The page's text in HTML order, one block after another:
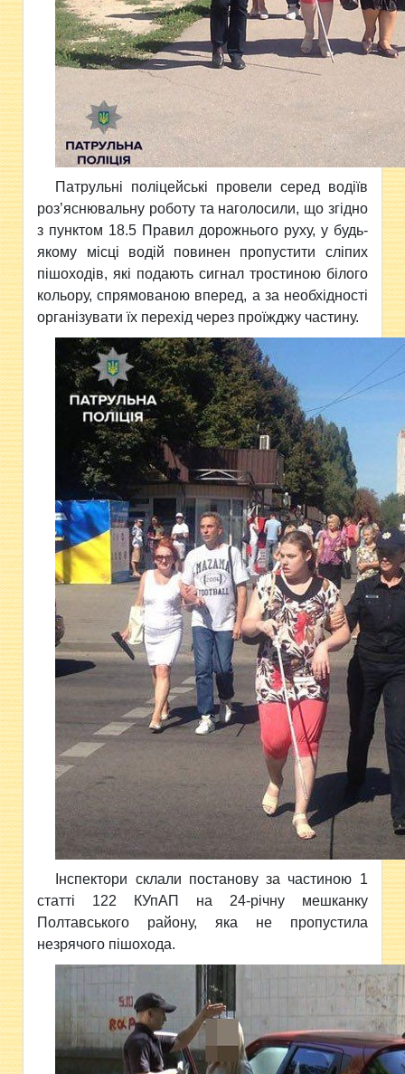
Патрульні поліцейські провели серед водіїв
роз’яснювальну роботу та наголосили, що згідно
з пунктом 18.5 Правил дорожнього руху, у будь-
якому місці водій повинен пропустити сліпих
пішоходів, які подають сигнал тростиною білого
кольору, спрямованою вперед, а за необхідності
організувати їх перехід через проїжджу частину.
Інспектори склали постанову за частиною 1
статті 122 КУпАП на 24-річну мешканку
Полтавського району, яка не пропустила
незрячого пішохода.